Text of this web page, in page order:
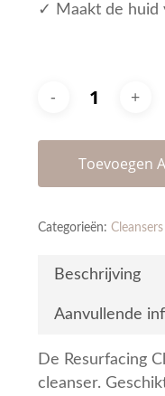
✓ Maakt de huid
Toevoegen
Categorieën:
Beschrijving
Aanvullende
De Resurfacing
cleanser.